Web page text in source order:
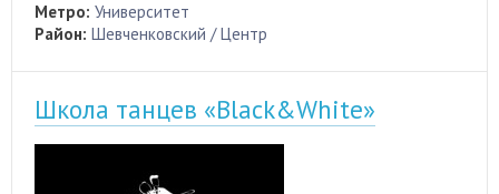
Метро: Университет
Район: Шевченковский / Центр
Школа танцев «Black&White»